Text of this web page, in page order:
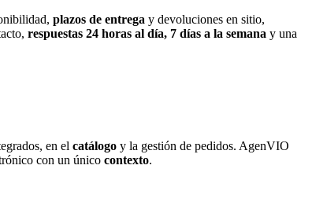
plazos de entrega y devoluciones en sitio,
respuestas 24 horas al día, 7 días a la semana y una
en el catálogo y la gestión de pedidos. AgenVIO
con un único contexto.